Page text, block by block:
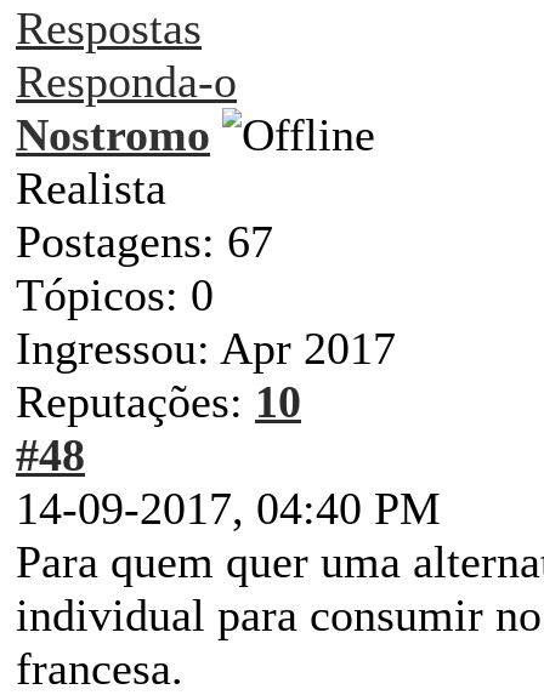
Respostas
Responda-o
Nostromo
Realista
Postagens: 67
Tópicos: 0
Ingressou: Apr 2017
Reputações: 10
#48
14-09-2017, 04:40 PM
Para quem quer uma
individual para consumir
francesa.